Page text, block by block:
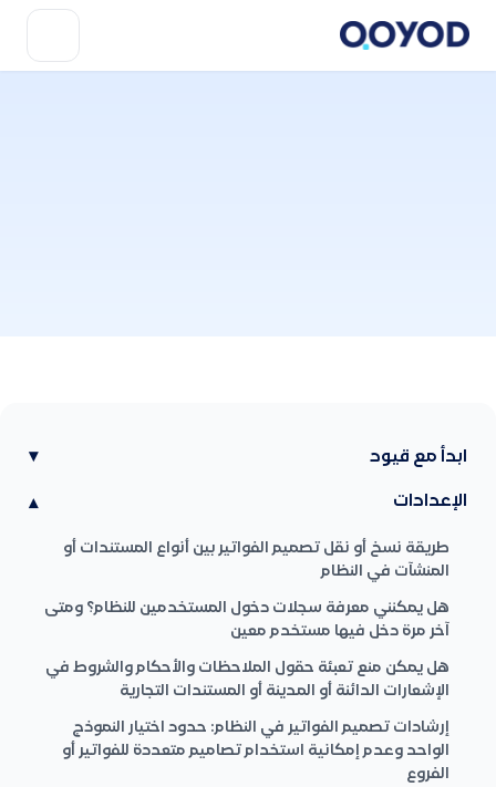
ابدأ مع قيود ▾
الإعدادات ▾
طريقة نسخ أو نقل تصميم الفواتير بين أنواع المستندات أو
المنشآت في النظام
هل يمكنني معرفة سجلات دخول المستخدمين للنظام؟ ومتى
آخر مرة دخل فيها مستخدم معين
هل يمكن منع تعبئة حقول الملاحظات والأحكام والشروط في
الإشعارات الدائنة أو المدينة أو المستندات التجارية
إرشادات تصميم الفواتير في النظام: حدود اختيار النموذج
الواحد وعدم إمكانية استخدام تصاميم متعددة للفواتير أو
الفروع